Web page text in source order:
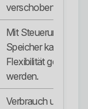
verschoben
Mit Steuerung und
Speicher kann
Flexibilität genutzt
werden.
Verbrauch und